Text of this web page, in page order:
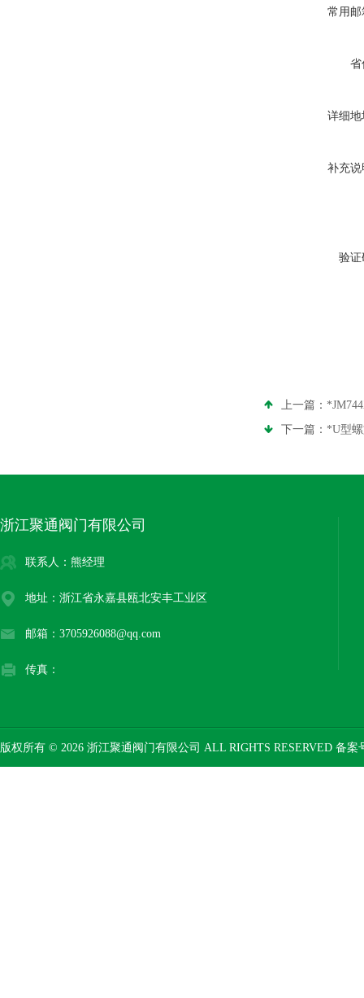
常用邮
省
详细地
补充说
验证
上一篇：
下一篇： *U型
浙江聚通阀门有限公司
联系人：熊经理
地址：浙江省永嘉县瓯北安丰工业区
邮箱：3705926088@qq.com
传真：
版权所有 © 2026 浙江聚通阀门有限公司 ALL RIGHTS RESERVED 备案